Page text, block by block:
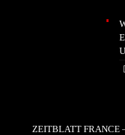
ZEITBLATT FRANCE